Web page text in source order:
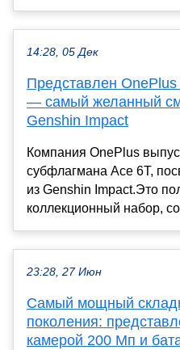
14:28, 05 Дек
Представлен
— самый желанный
Genshin Impact
Компания OnePlus
субфлагмана Ace 6T,
из Genshin Impact.Это
коллекционный набор,
23:28, 27 Июн
Самый мощный
поколения:
камерой 200 Мп и